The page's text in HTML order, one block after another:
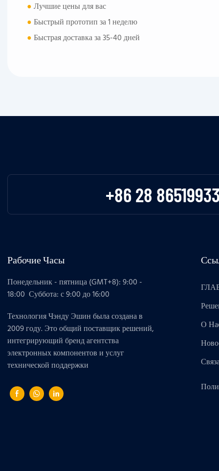
●Лучшие цены для вас
●Быстрый прототип за 1 неделю
●Быстрая доставка за 35-40 дней
+86 28
Рабочие Часы
Понедельник - пятница (GMT+8): 9:00 -
18:00 Суббота: с 9:00 до 16:00
Технология Чэнду Эшин была создана в
2009 году. Это общий поставщик решений,
интегрирующий бренд агентства
электронных компонентов и услуг
технической поддержки
О